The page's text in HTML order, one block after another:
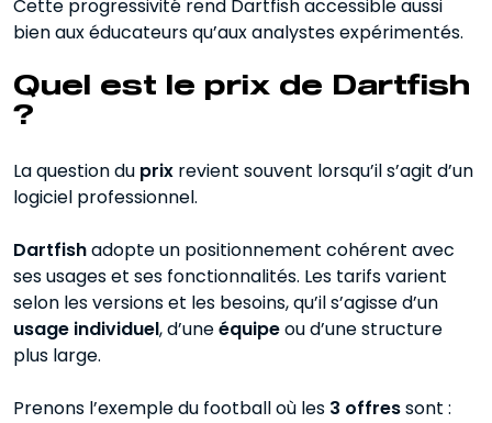
Cette progressivité rend Dartfish accessible aussi
bien aux éducateurs qu’aux analystes expérimentés.
Quel est le prix de Dartfish
?
La question du prix revient souvent lorsqu’il s’agit d’un
logiciel professionnel.
Dartfishadopte un positionnement cohérent avec
ses usages et ses fonctionnalités. Les tarifs varient
selon les versions et les besoins, qu’il s’agisse d’un
usage individuel, d’uneéquipeou d’une structure
plus large.
Prenons l’exemple du football où les 3 offressont :